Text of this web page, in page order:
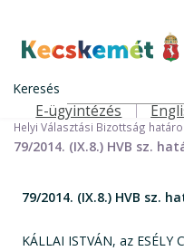
tartalomra
Kecskemét Város
Keresés
Felső navigáció
E-ügyintézés
Választási
Helyi önkormányzati képviselők
Helyi Választási Bizottság ülései,
Helyi Választási Bizottság
79/2014. (IX.8.) HVB sz.
79/2014. (IX.8.) HVB sz.
KÁLLAI ISTVÁN, az ESÉLY